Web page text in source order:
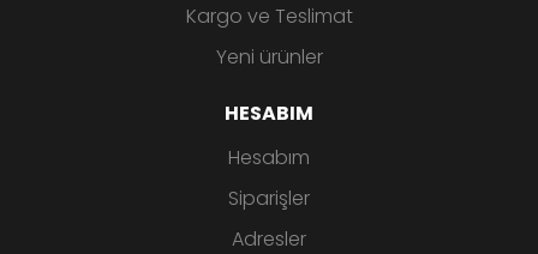
Kargo ve Teslimat
Yeni ürünler
HESABIM
Hesabım
Siparişler
Adresler